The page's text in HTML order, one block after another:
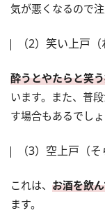
気が悪くなるので注
（2）笑い上戸
酔うとやたらと笑
います。また、普
す場合もあるでしょ
（3）空上戸（そ
これは、 お酒を飲
ます。